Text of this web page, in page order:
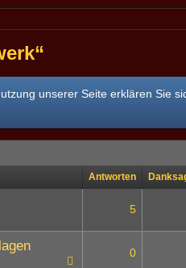
unserer Seite erklären Sie
Antworten
5
0